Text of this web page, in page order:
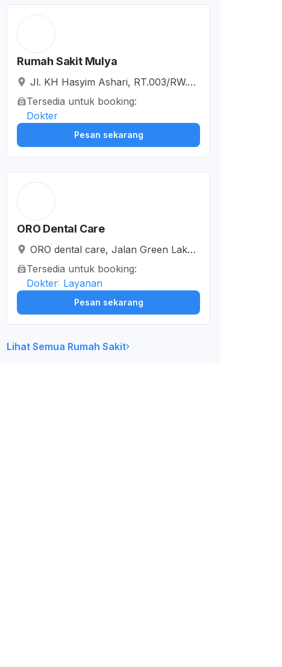
Rumah Sakit Mulya
Jl. KH Hasyim Ashari, RT.003/RW.00
1, Kenanga, Kota Tangerang, Bante
n, Indonesia
Tersedia untuk booking:
Dokter
Pesan sekarang
ORO Dental Care
ORO dental care, Jalan Green Lake
City Boulevard, Petir, Kota Tangeran
g, Banten, Indonesia
Tersedia untuk booking:
Dokter Layanan
Pesan sekarang
Lihat Semua Rumah Sakit